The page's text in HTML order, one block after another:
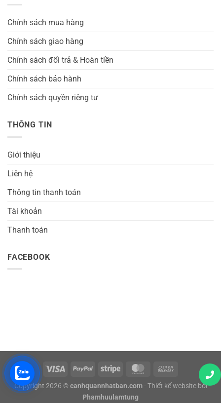
Chính sách mua hàng
Chính sách giao hàng
Chính sách đổi trả & Hoàn tiền
Chính sách bảo hành
Chính sách quyền riêng tư
THÔNG TIN
Giới thiệu
Liên hệ
Thông tin thanh toán
Tài khoản
Thanh toán
FACEBOOK
Copyright 2026 © canhquannhatban.com- Thiết kế website bởi
Phamhuulamtung